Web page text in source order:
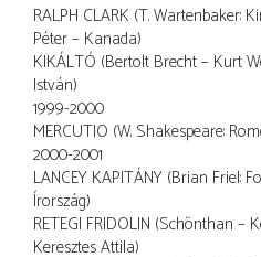
RALPH CLARK (T. Wartenbaker:
Péter – Kanada)
KIKÁLTÓ (Bertolt Brecht – Kurt
István)
1999-2000
MERCUTIO (W. Shakespeare:
2000-2001
LANCEY KAPITÁNY (Brian Friel:
Írország)
RETEGI FRIDOLIN (Schönthan –
Keresztes Attila)